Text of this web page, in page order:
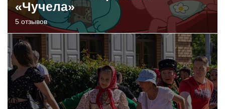
«Чучела»
5 отзывов